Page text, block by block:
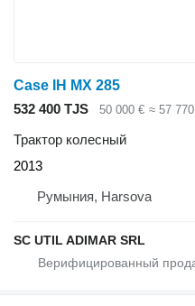
Case IH MX 285
532 400 TJS
50 000 € ≈ 57
Трактор колесный
2013
Румыния, Harsova
SC UTIL ADIMAR SRL